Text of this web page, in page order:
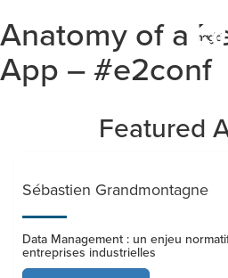
Anatomy of a
App – #e2conf
Featured
Sébastien Grandmontagne
Data Management : un enjeu
entreprises industrielles